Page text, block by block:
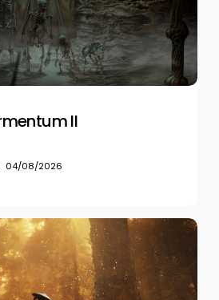
II
04/08/2026